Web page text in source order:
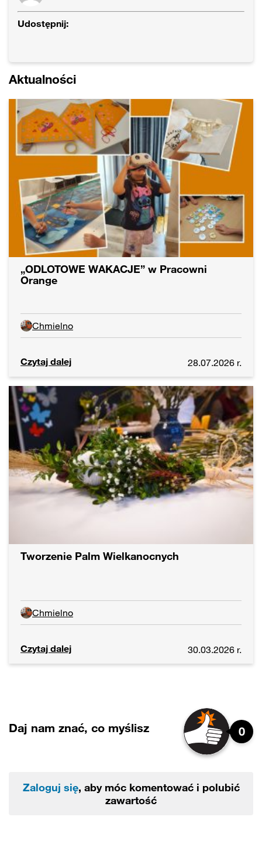
Udostępnij:
Aktualności
„ODLOTOWE WAKACJE” w Pracowni
Orange
Chmielno
Czytaj dalej 28.07.2026 r.
Tworzenie Palm Wielkanocnych
Chmielno
Czytaj dalej 30.03.2026 r.
Daj nam znać, co myślisz 0
Zaloguj się, aby móc komentować i polubić
zawartość